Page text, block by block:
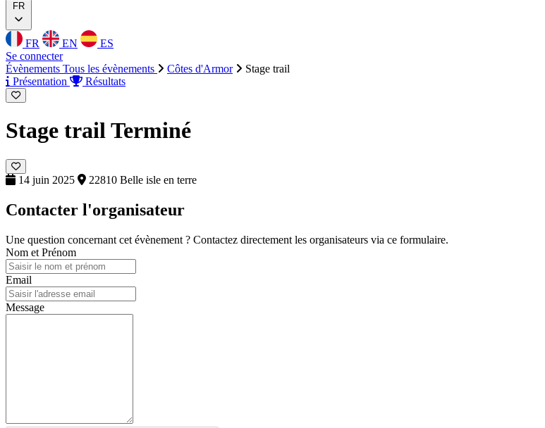
FR
FR EN
ES
Se connecter
Évènements Tous les évènements Côtes d'Armor
Stage trail
Présentation
Résultats
Stage trailTerminé
14 juin 2025 22810 Belle isle en terre
Contacter l'organisateur
Une question concernant cet évènement ? Contactez directement les organisateurs via ce formulaire.
Nom et Prénom
Email
Message